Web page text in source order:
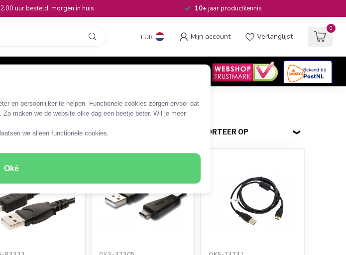
en persoonlijker te helpen. Functionele cookies zorgen ervoor dat
maken we de website elke dag een beetje beter. Wil je meer
we alleen functionele cookies.
Oké
uur besteld, morgen in huis 10+jaar productkennis
EUR Mijn account Verlanglijst
0
SORTEER OP